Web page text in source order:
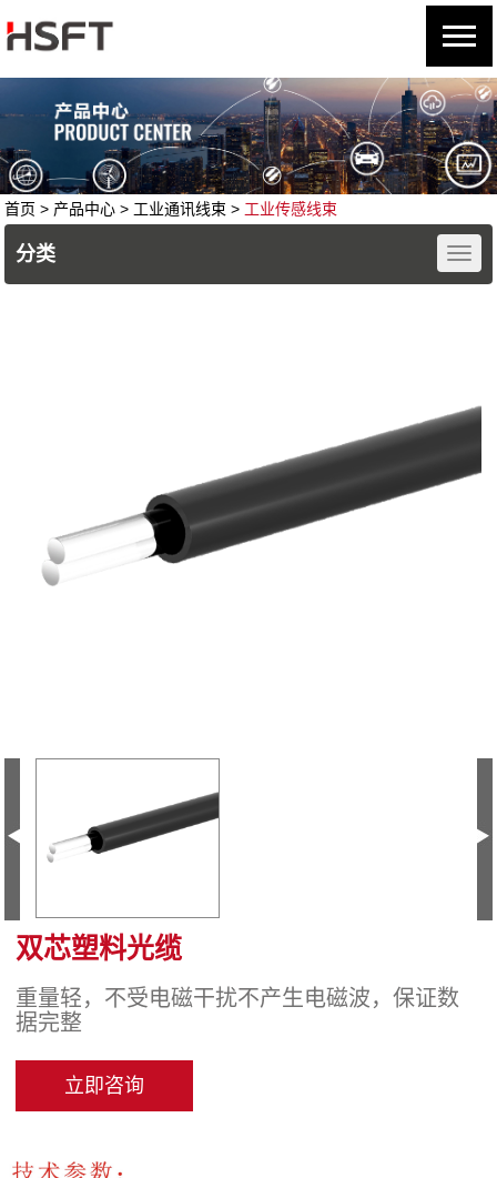
首页 > 产品中心 > 工业通讯线束 > 工业传感线束
分类
双芯塑料光缆
重量轻，不受电磁干扰不产生电磁波，保证数
据完整
立即咨询